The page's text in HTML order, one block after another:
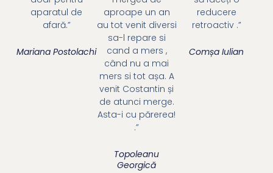
aparatul de
afară.”
Mariana Postolachi
aproape un an
au tot venit diversi
sa-l repare si
cand a mers ,
când nu a mai
mers si tot așa. A
venit Costantin și
de atunci merge.
Asta-i cu părerea!
.”
Topoleanu
Georgică
reducere
retroactiv .”
Comșa Iulian